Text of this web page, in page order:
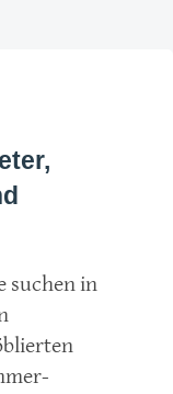
suchen in